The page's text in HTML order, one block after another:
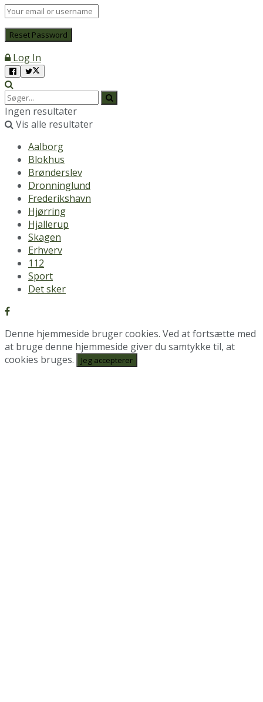
Log In
Ingen resultater
Vis alle resultater
Aalborg
Blokhus
Brønderslev
Dronninglund
Frederikshavn
Hjørring
Hjallerup
Skagen
Erhverv
112
Sport
Det sker
Denne hjemmeside bruger cookies. Ved at fortsætte med
at bruge denne hjemmeside giver du samtykke til, at
cookies bruges.
Jeg accepterer